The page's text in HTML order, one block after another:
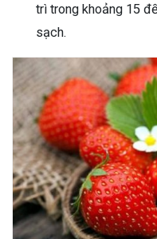
trì trong khoảng 15
sạch.